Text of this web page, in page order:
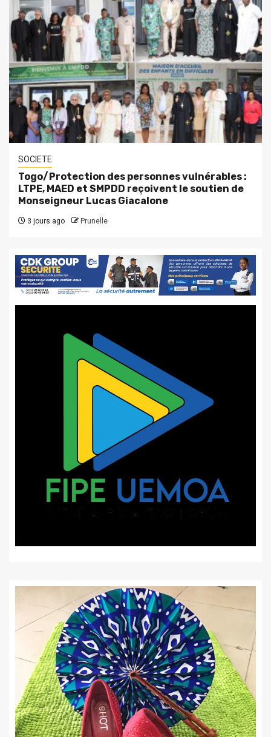
SOCIETE
Togo/Protection des personnes vulnérables :
LTPE, MAED et SMPDD reçoivent le soutien de
Monseigneur Lucas Giacalone
3 jours ago Prunelle